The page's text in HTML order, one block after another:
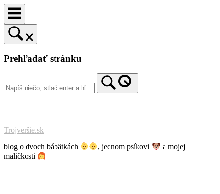
Prejsť
na
obsah
Prehľadať stránku
Trojveršie.sk
blog o dvoch bábätkách , jednom psíkovi
a mojej
maličkosti